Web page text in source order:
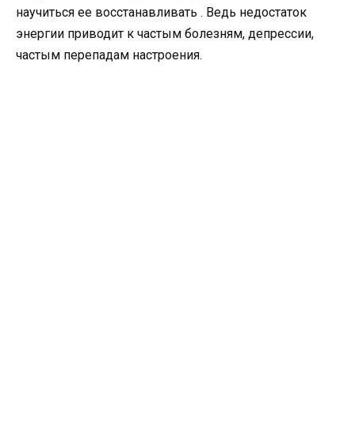
научиться ее восстанавливать . Ведь недостаток
энергии приводит к частым болезням, депрессии,
частым перепадам настроения.